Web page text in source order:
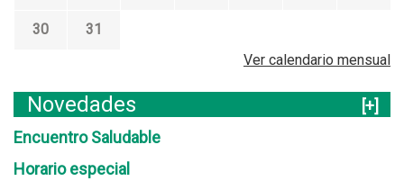
30
31
Ver calendario mensual
Novedades
[+]
Encuentro Saludable
Horario especial